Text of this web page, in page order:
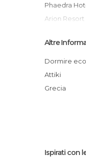
Phaedra
Arion Resort & Spa, Astir Palace Beach
Hotel
Arethusa
Hotel
AthenStyle
Altre
Dormire
Attiki
Grecia
Ispirati con